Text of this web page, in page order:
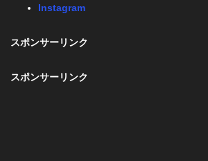
Instagram
スポンサーリンク
スポンサーリンク